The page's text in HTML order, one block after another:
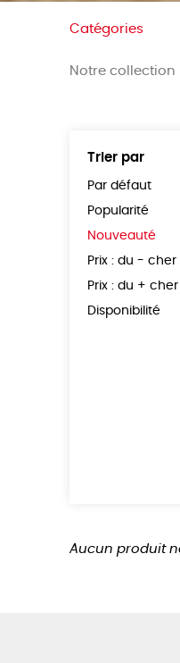
Catégories
Notre collection
Trier par
Par défaut
Popularité
Nouveauté
Prix : du -
Prix : du +
Disponibilité
Aucun produit